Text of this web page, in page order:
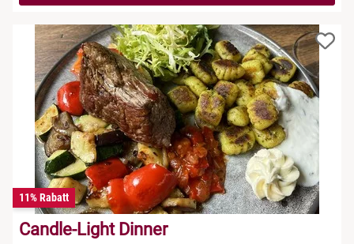
11% Rabatt
Candle-Light Dinner